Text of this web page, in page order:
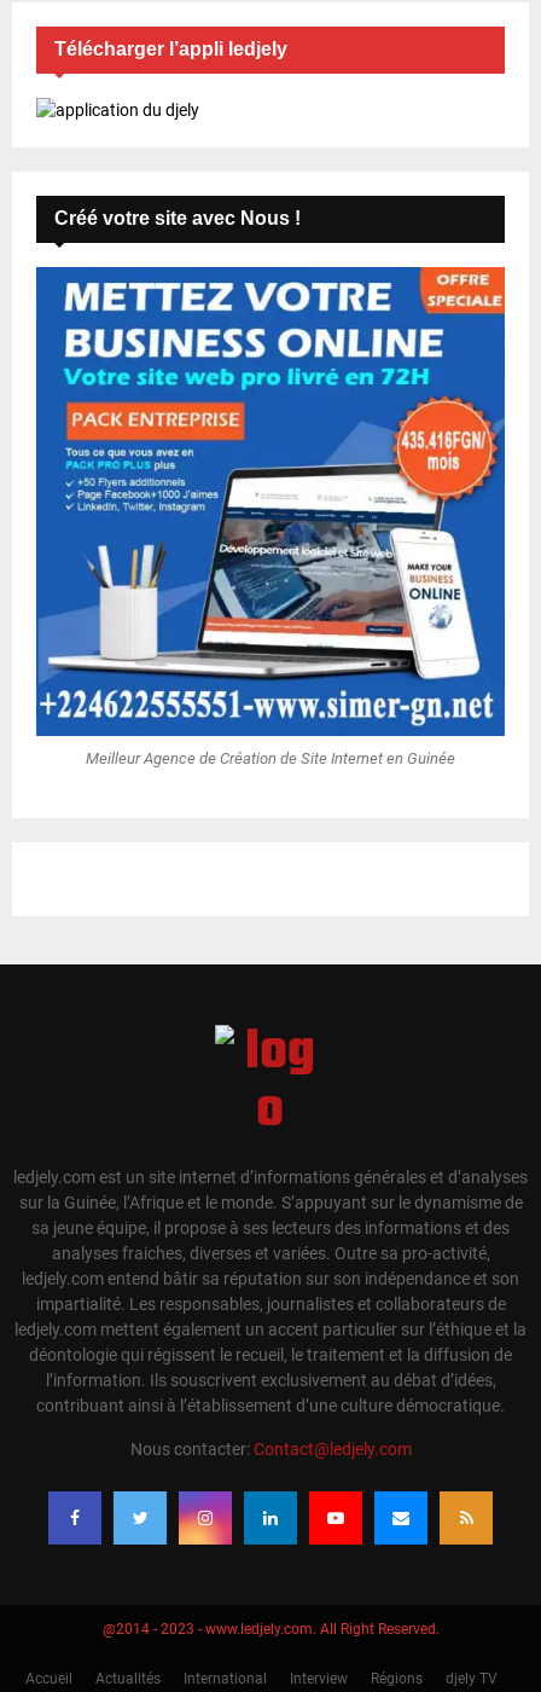
Télécharger l’appli ledjely
Créé votre site avec Nous !
Meilleur Agence de Création de Site Internet en Guinée
ledjely.com est un site internet d’informations générales et d’analyses
sur la Guinée, l’Afrique et le monde. S’appuyant sur le dynamisme de
sa jeune équipe, il propose à ses lecteurs des informations et des
analyses fraiches, diverses et variées. Outre sa pro-activité,
ledjely.com entend bâtir sa réputation sur son indépendance et son
impartialité. Les responsables, journalistes et collaborateurs de
ledjely.com mettent également un accent particulier sur l’éthique et la
déontologie qui régissent le recueil, le traitement et la diffusion de
l’information. Ils souscrivent exclusivement au débat d’idées,
contribuant ainsi à l’établissement d’une culture démocratique.
Nous contacter:Contact@ledjely.com
@2014 - 2023 - www.ledjely.com. All Right Reserved.
Accueil Actualités International Interview Régions djely TV